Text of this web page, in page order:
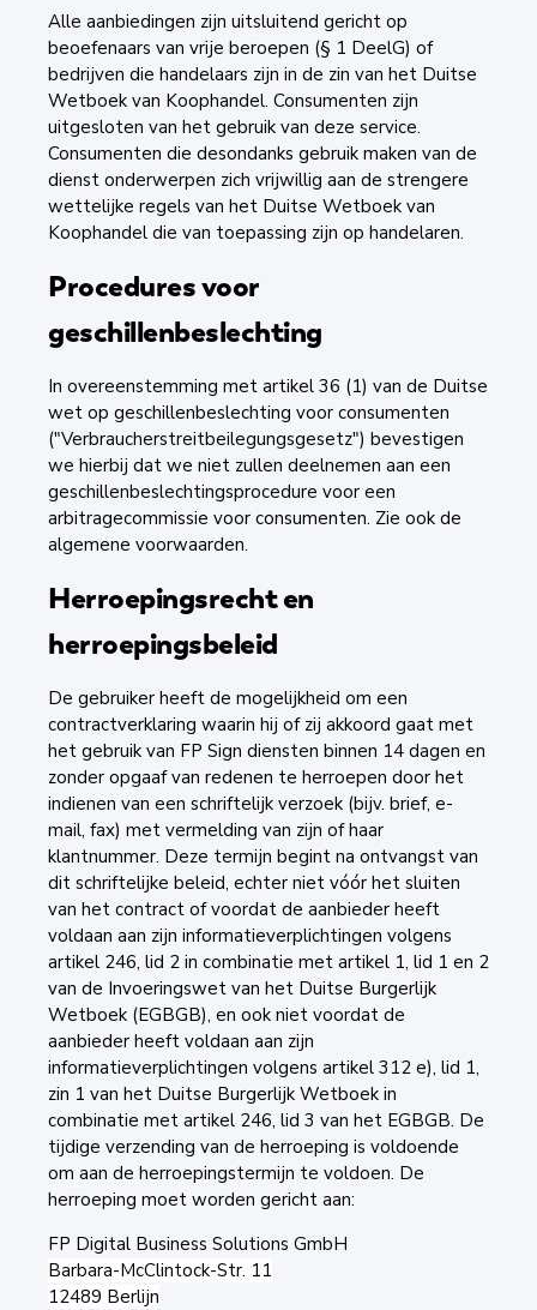
Alle aanbiedingen zijn uitsluitend gericht op
beoefenaars van vrije beroepen (§ 1 DeelG) of
bedrijven die handelaars zijn in de zin van het Duitse
Wetboek van Koophandel. Consumenten zijn
uitgesloten van het gebruik van deze service.
Consumenten die desondanks gebruik maken van de
dienst onderwerpen zich vrijwillig aan de strengere
wettelijke regels van het Duitse Wetboek van
Koophandel die van toepassing zijn op handelaren.
Procedures voor
geschillenbeslechting
In overeenstemming met artikel 36 (1) van de Duitse
wet op geschillenbeslechting voor consumenten
("Verbraucherstreitbeilegungsgesetz") bevestigen
we hierbij dat we niet zullen deelnemen aan een
geschillenbeslechtingsprocedure voor een
arbitragecommissie voor consumenten. Zie ook de
algemene voorwaarden.
Herroepingsrecht en
herroepingsbeleid
De gebruiker heeft de mogelijkheid om een
contractverklaring waarin hij of zij akkoord gaat met
het gebruik van FP Sign diensten binnen 14 dagen en
zonder opgaaf van redenen te herroepen door het
indienen van een schriftelijk verzoek (bijv. brief, e-
mail, fax) met vermelding van zijn of haar
klantnummer. Deze termijn begint na ontvangst van
dit schriftelijke beleid, echter niet vóór het sluiten
van het contract of voordat de aanbieder heeft
voldaan aan zijn informatieverplichtingen volgens
artikel 246, lid 2 in combinatie met artikel 1, lid 1 en 2
van de Invoeringswet van het Duitse Burgerlijk
Wetboek (EGBGB), en ook niet voordat de
aanbieder heeft voldaan aan zijn
informatieverplichtingen volgens artikel 312 e), lid 1,
zin 1 van het Duitse Burgerlijk Wetboek in
combinatie met artikel 246, lid 3 van het EGBGB. De
tijdige verzending van de herroeping is voldoende
om aan de herroepingstermijn te voldoen. De
herroeping moet worden gericht aan:
FP Digital Business Solutions GmbH
Barbara-McClintock-Str. 11
12489 Berlijn